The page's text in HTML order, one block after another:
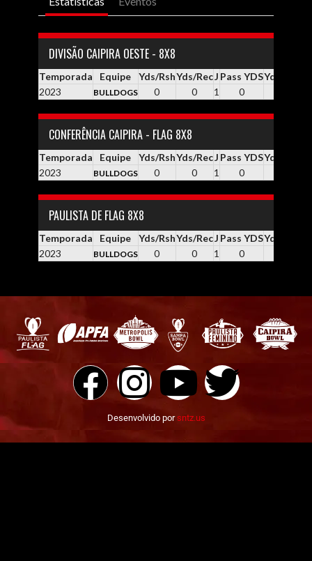
DIVISÃO CAIPIRA OESTE - 8X8
Temporada Equipe Yds/RshYds/RecJ Pass YDSYds / Pass
2023
BULLDOGS 0 0 1 0
CONFERÊNCIA CAIPIRA - FLAG 8X8
Temporada Equipe Yds/RshYds/RecJ Pass YDSYds / Pass
2023
BULLDOGS 0 0 1 0
PAULISTA DE FLAG 8X8
Temporada Equipe Yds/RshYds/RecJ Pass YDSYds / Pass
2023
BULLDOGS 0 0 1 0
Desenvolvido porsntz.us